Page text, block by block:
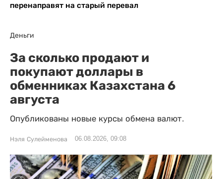
перенаправят на старый перевал
Деньги
За сколько продают и
покупают доллары в
обменниках Казахстана 6
августа
Опубликованы новые курсы обмена валют.
Нэля Сулейменова 06.08.2026, 09:08